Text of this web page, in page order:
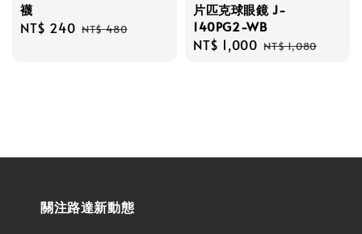
襪
Sale
NT$ 240 Regular
NT$ 480
片匹克球眼鏡 J-
140PG2-WB
Sale
NT$ 1,000 Regular
NT$ 1,080
關注路達新動態